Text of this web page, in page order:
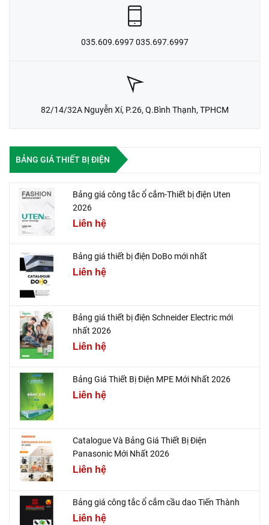
035.609.6997 035.697.6997
82/14/32A Nguyễn Xí, P.26, Q.Bình Thạnh, TPHCM
BẢNG GIÁ THIẾT BỊ ĐIỆN
Bảng giá công tắc ổ cắm-Thiết bị điện Uten
2026
Liên hệ
Bảng giá thiết bị điện DoBo mới nhất
Liên hệ
Bảng giá thiết bị điện Schneider Electric mới
nhất 2026
Liên hệ
Bảng Giá Thiết Bị Điện MPE Mới Nhất 2026
Liên hệ
Catalogue Và Bảng Giá Thiết Bị Điện
Panasonic Mới Nhất 2026
Liên hệ
Bảng giá công tắc ổ cắm cầu dao Tiến Thành
Liên hệ